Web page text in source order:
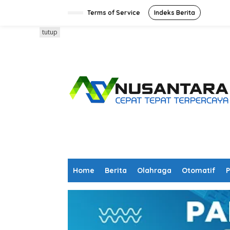
Terms of Service Indeks Berita
Home Berita Olahraga Otomatif
tutup